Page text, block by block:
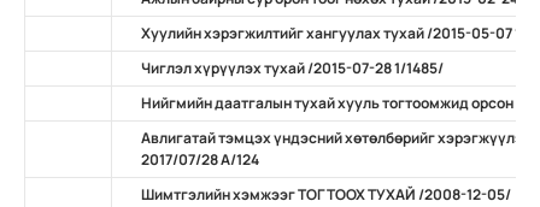
Хуулийн хэрэгжилтийг хангуулах тухай /2015-05-07 11/
Чиглэл хүрүүлэх тухай /2015-07-28 1/1485/
Нийгмийн даатгалын тухай хууль тогтоомжид орсон
Авлигатай тэмцэх үндэсний хөтөлбөрийг хэрэгжүүлэх
2017/07/28 А/124
Шимтгэлийн хэмжээг ТОГТООХ ТУХАЙ /2008-12-05/